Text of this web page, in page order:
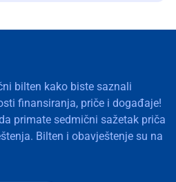
bilten kako biste saznali
finansiranja, priče i događaje!
primate sedmični sažetak priča
Bilten i obavještenje su na